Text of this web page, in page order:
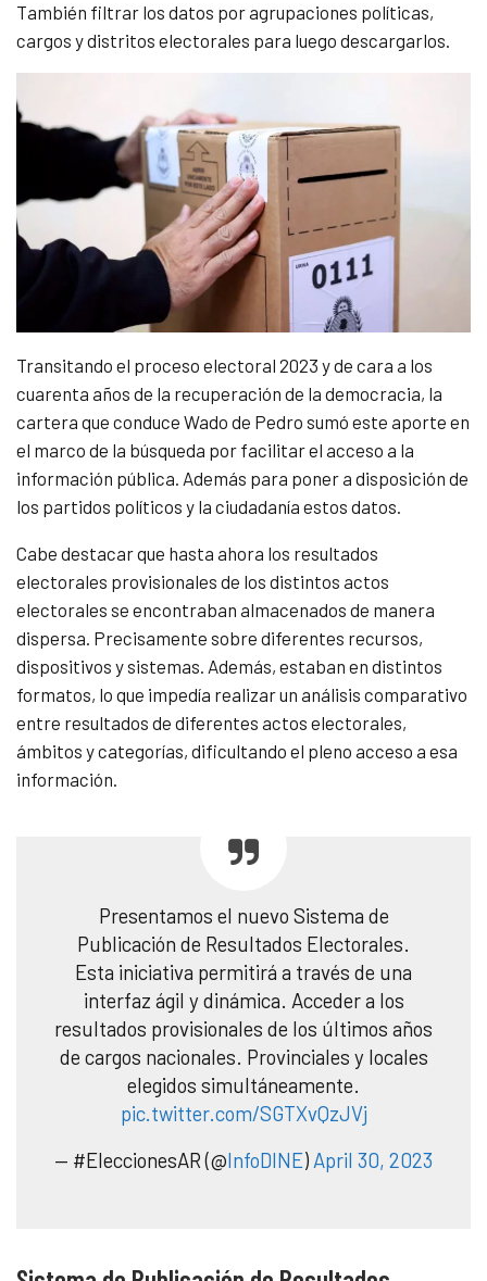
También filtrar los datos por agrupaciones políticas,
cargos y distritos electorales para luego descargarlos.
Transitando el proceso electoral 2023 y de cara a los
cuarenta años de la recuperación de la democracia, la
cartera que conduce Wado de Pedro sumó este aporte en
el marco de la búsqueda por facilitar el acceso a la
información pública. Además para poner a disposición de
los partidos políticos y la ciudadanía estos datos.
Cabe destacar que hasta ahora los resultados
electorales provisionales de los distintos actos
electorales se encontraban almacenados de manera
dispersa. Precisamente sobre diferentes recursos,
dispositivos y sistemas. Además, estaban en distintos
formatos, lo que impedía realizar un análisis comparativo
entre resultados de diferentes actos electorales,
ámbitos y categorías, dificultando el pleno acceso a esa
información.
Presentamos el nuevo Sistema de
Publicación de Resultados Electorales.
Esta iniciativa permitirá a través de una
interfaz ágil y dinámica. Acceder a los
resultados provisionales de los últimos años
de cargos nacionales. Provinciales y locales
elegidos simultáneamente.
pic.twitter.com/SGTXvQzJVj
— #EleccionesAR (@InfoDINE) April 30, 2023